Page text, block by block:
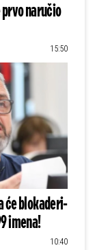
prvo naručio
15:50
će blokaderi-
imena!
10:40